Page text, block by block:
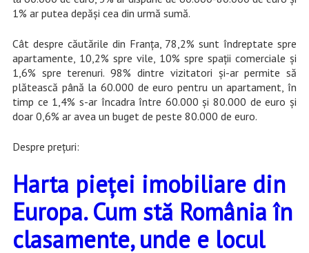
1% ar putea depăși cea din urmă sumă.
Cât despre căutările din Franța, 78,2% sunt îndreptate spre
apartamente, 10,2% spre vile, 10% spre spații comerciale și
1,6% spre terenuri. 98% dintre vizitatori și-ar permite să
plătească până la 60.000 de euro pentru un apartament, în
timp ce 1,4% s-ar încadra între 60.000 și 80.000 de euro și
doar 0,6% ar avea un buget de peste 80.000 de euro.
Despre prețuri:
Harta pieței imobiliare din
Europa. Cum stă România în
clasamente, unde e locul